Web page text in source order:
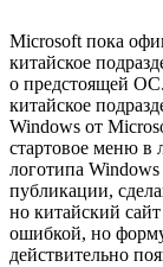
Microsoft пока
китайское
о предстоящей
китайское
Windows от
стартовое меню в
логотипа Windows
публикации,
но китайский
ошибкой, но
действительно